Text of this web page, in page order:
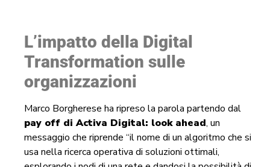
L’impatto della Digital
Transformation sulle
organizzazioni
Marco Borgherese ha ripreso la parola partendo dal
pay off di Activa Digital: look ahead, un
messaggio che riprende “il nome di un algoritmo che si
usa nella ricerca operativa di soluzioni ottimali,